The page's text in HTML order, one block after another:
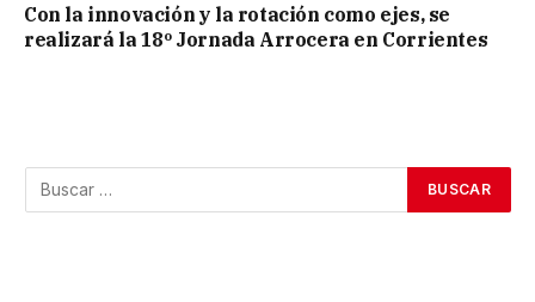
Con la innovación y la rotación como ejes, se
realizará la 18º Jornada Arrocera en Corrientes